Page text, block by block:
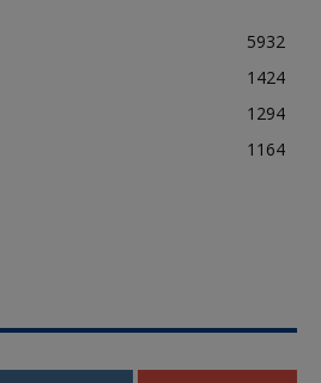
5932
1424
1294
1164